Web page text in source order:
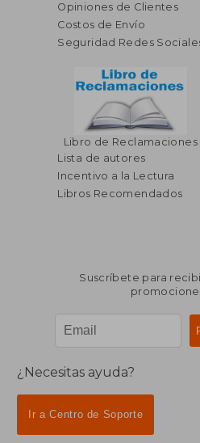
Opiniones de Clientes
Costos de Envío
Seguridad Redes
Libro de Reclamaciones
Lista de autores
Incentivo a la Lectura
Libros Recomendados
Suscríbete para
¿Necesitas ayuda?
Ir a Centro de Soporte